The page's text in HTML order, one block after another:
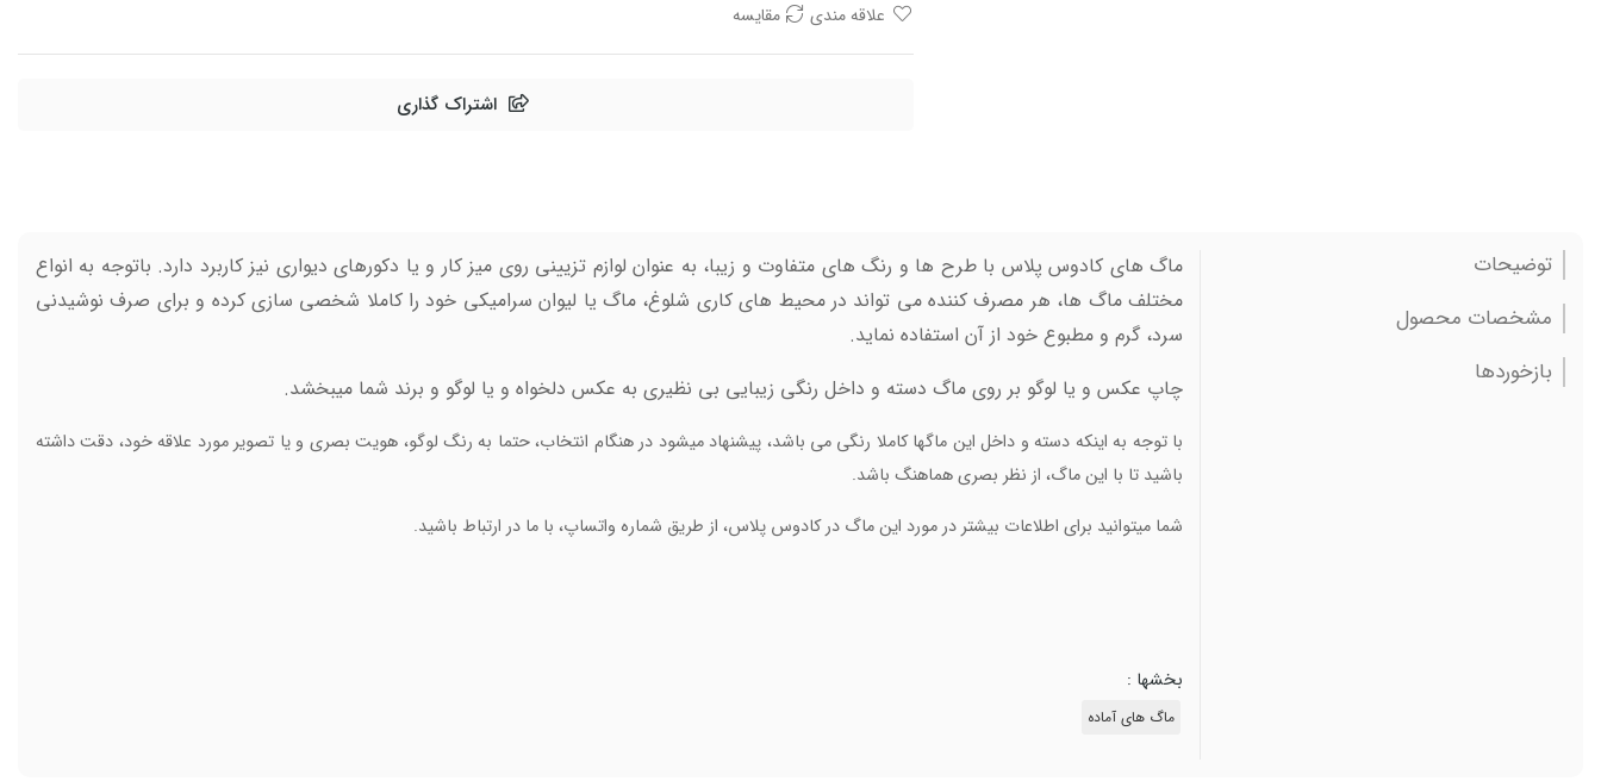
علاقه مندی مقایسه
اشتراک گذاری
توضیحات
مشخصات محصول
بازخوردها
ماگ های کادوس پلاس با طرح ها و رنگ های متفاوت و زیبا، به عنوان لوازم تزیینی روی میز کار و یا دکورهای دیواری نیز کاربرد دارد. باتوجه به انواع
مختلف ماگ ها، هر مصرف کننده می تواند در محیط های کاری شلوغ، ماگ یا لیوان سرامیکی خود را کاملا شخصی سازی کرده و برای صرف نوشیدنی
سرد، گرم و مطبوع خود از آن استفاده نماید.
چاپ عکس و یا لوگو بر روی ماگ دسته و داخل رنگی زیبایی بی نظیری به عکس دلخواه و یا لوگو و برند شما میبخشد.
با توجه به اینکه دسته و داخل این ماگها کاملا رنگی می باشد، پیشنهاد میشود در هنگام انتخاب، حتما به رنگ لوگو، هویت بصری و یا تصویر مورد علاقه خود، دقت داشته
باشید تا با این ماگ، از نظر بصری هماهنگ باشد.
شما میتوانید برای اطلاعات بیشتر در مورد این ماگ در کادوس پلاس، از طریق شماره واتساپ، با ما در ارتباط باشید.
بخشها :
ماگ های آماده